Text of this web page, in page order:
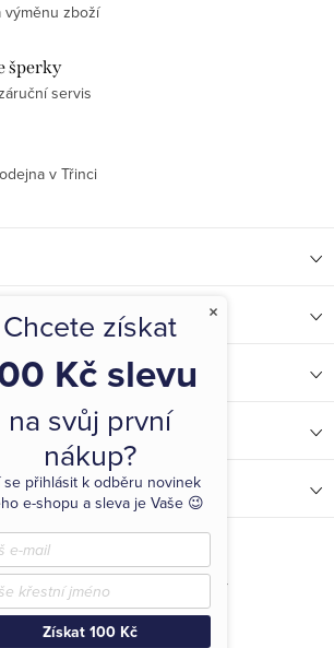
výměnu zboží
šperky
servis
v Třinci
produkty
×
Chcete získat
Kč slevu
na svůj první
nákup?
se přihlásit k odběru novinek
e-shopu a sleva je Vaše 😉
Získat 100 Kč